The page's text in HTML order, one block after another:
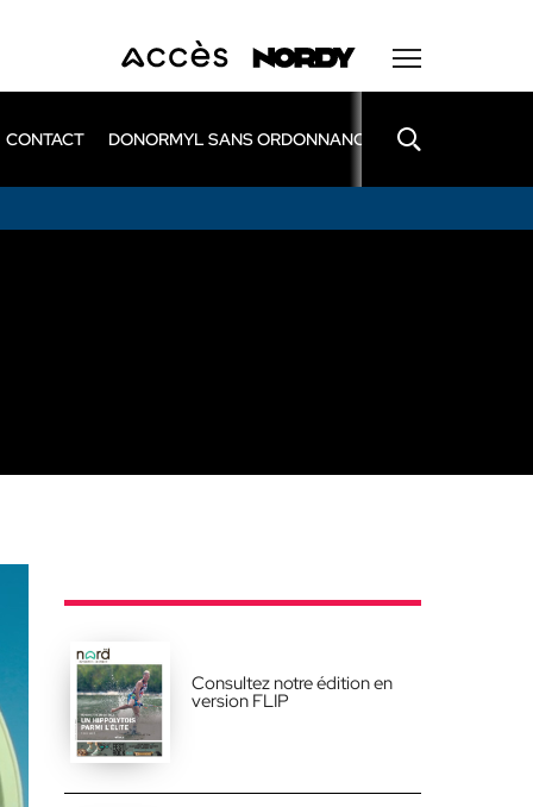
CONTACT DONORMYL SANS ORDONNANCE LEXOMIL SANS
Consultez notre édition en
version FLIP